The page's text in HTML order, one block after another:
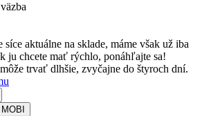
aktuálne na sklade, máme však už iba
ju chcete mať rýchlo, ponáhľajte sa!
trvať dlhšie, zvyčajne do štyroch dní.
MOBI